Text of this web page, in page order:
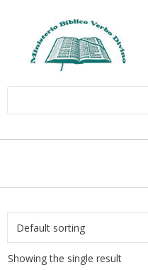
Showing the single result